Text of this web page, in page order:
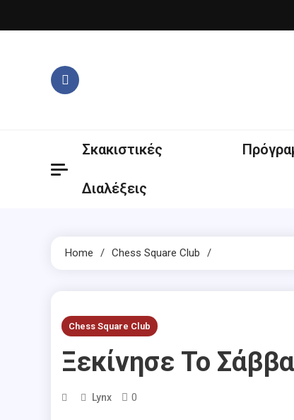
to
Σκακιστικές
Διαλέξεις
Home Chess Square Club
Chess Square Club
Ξεκίνησε Το
Lynx 0